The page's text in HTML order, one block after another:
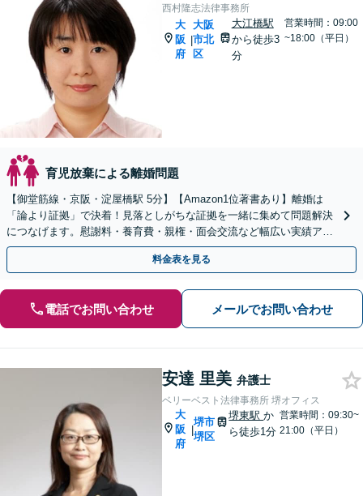
西村隆志法律事務所
大
阪
府
|
大阪
市北
区
大江橋駅
から徒歩3
分
営業時間：09:00
~18:00（平日）
育児放棄による離婚問題
【御堂筋線・京阪・淀屋橋駅 5分】【Amazon1位著書あり】離婚は
「論より証拠」で決着！見落としがちな証拠を一緒に集めて問題解決
につなげます。慰謝料・養育費・親権・面会交流など幅広い実績アリ
【初回相談1時間無料】【土日祝日対応可】
料金表を見る
電話でお問い合わせ メールでお問い合わせ
安達 里美 弁護士
ベリーベスト法律事務所 堺オフィス
大
阪
府
|
堺市
堺区
堺東駅か
ら徒歩1分
営業時間：09:30~
21:00（平日）